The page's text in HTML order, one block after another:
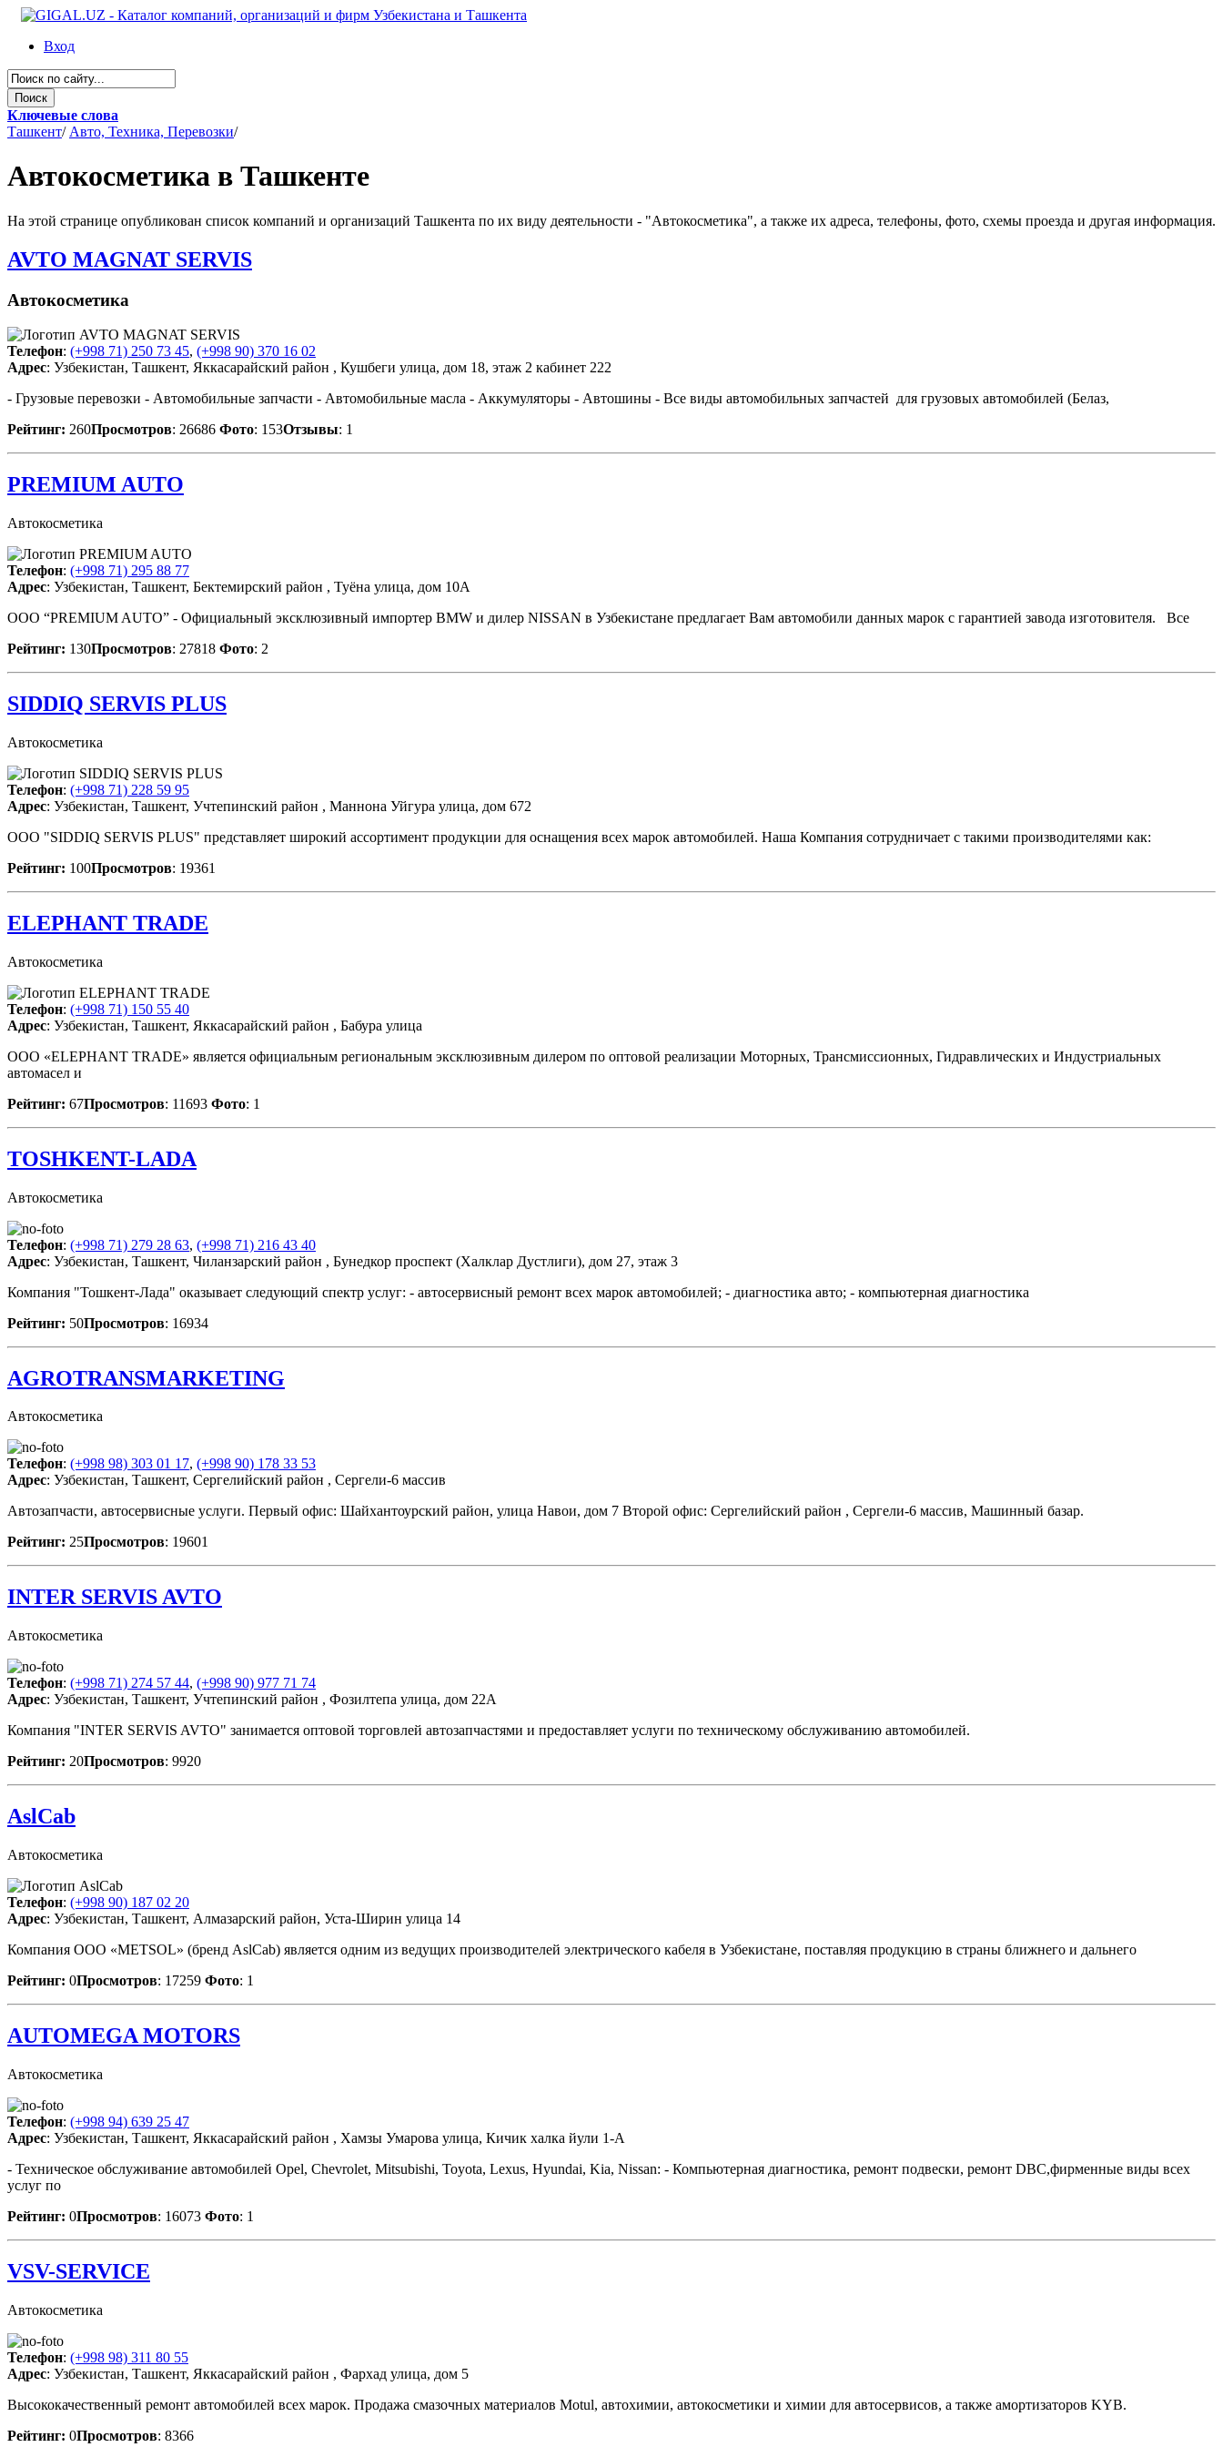
Вход
Ключевые слова
Ташкент/ Авто, Техника, Перевозки/
Автокосметика в Ташкенте
На этой странице опубликован список компаний и организаций Ташкента по их виду деятельности - "Автокосметика", а также их адреса, телефоны, фото, схемы проезда и другая информация.
AVTO MAGNAT SERVIS
Автокосметика
Телефон: (+998 71) 250 73 45, (+998 90) 370 16 02
Адрес: Узбекистан, Ташкент, Яккасарайский район , Кушбеги улица, дом 18, этаж 2 кабинет 222
- Грузовые перевозки - Автомобильные запчасти - Автомобильные масла - Аккумуляторы - Автошины - Все виды автомобильных запчастей для грузовых автомобилей (Белаз,
Рейтинг: 260Просмотров: 26686 Фото: 153Отзывы: 1
PREMIUM AUTO
Автокосметика
Телефон: (+998 71) 295 88 77
Адрес: Узбекистан, Ташкент, Бектемирский район , Туёна улица, дом 10А
OOO “PREMIUM AUTO” - Официальный эксклюзивный импортер BMW и дилер NISSAN в Узбекистане предлагает Вам автомобили данных марок с гарантией завода изготовителя. Все
Рейтинг: 130Просмотров: 27818 Фото: 2
SIDDIQ SERVIS PLUS
Автокосметика
Телефон: (+998 71) 228 59 95
Адрес: Узбекистан, Ташкент, Учтепинский район , Маннона Уйгура улица, дом 672
ООО "SIDDIQ SERVIS PLUS" представляет широкий ассортимент продукции для оснащения всех марок автомобилей. Наша Компания сотрудничает с такими производителями как:
Рейтинг: 100Просмотров: 19361
ELEPHANT TRADE
Автокосметика
Телефон: (+998 71) 150 55 40
Адрес: Узбекистан, Ташкент, Яккасарайский район , Бабура улица
ООО «ELEPHANT TRADE» является официальным региональным эксклюзивным дилером по оптовой реализации Моторных, Трансмиссионных, Гидравлических и Индустриальных
автомасел и
Рейтинг: 67Просмотров: 11693 Фото: 1
TOSHKENT-LADA
Автокосметика
Телефон: (+998 71) 279 28 63, (+998 71) 216 43 40
Адрес: Узбекистан, Ташкент, Чиланзарский район , Бунедкор проспект (Халклар Дустлиги), дом 27, этаж 3
Компания "Тошкент-Лада" оказывает следующий спектр услуг: - автосервисный ремонт всех марок автомобилей; - диагностика авто; - компьютерная диагностика
Рейтинг: 50Просмотров: 16934
AGROTRANSMARKETING
Автокосметика
Телефон: (+998 98) 303 01 17, (+998 90) 178 33 53
Адрес: Узбекистан, Ташкент, Сергелийский район , Сергели-6 массив
Автозапчасти, автосервисные услуги. Первый офис: Шайхантоурский район, улица Навои, дом 7 Второй офис: Сергелийский район , Сергели-6 массив, Машинный базар.
Рейтинг: 25Просмотров: 19601
INTER SERVIS AVTO
Автокосметика
Телефон: (+998 71) 274 57 44, (+998 90) 977 71 74
Адрес: Узбекистан, Ташкент, Учтепинский район , Фозилтепа улица, дом 22А
Компания "INTER SERVIS AVTO" занимается оптовой торговлей автозапчастями и предоставляет услуги по техническому обслуживанию автомобилей.
Рейтинг: 20Просмотров: 9920
AslCab
Автокосметика
Телефон: (+998 90) 187 02 20
Адрес: Узбекистан, Ташкент, Алмазарский район, Уста-Ширин улица 14
Компания OOO «METSOL» (бренд AslCab) является одним из ведущих производителей электрического кабеля в Узбекистане, поставляя продукцию в страны ближнего и дальнего
Рейтинг: 0Просмотров: 17259 Фото: 1
AUTOMEGA MOTORS
Автокосметика
Телефон: (+998 94) 639 25 47
Адрес: Узбекистан, Ташкент, Яккасарайский район , Хамзы Умарова улица, Кичик халка йули 1-A
- Техническое обслуживание автомобилей Opel, Chevrolet, Mitsubishi, Toyota, Lexus, Hyundai, Kia, Nissan: - Компьютерная диагностика, ремонт подвески, ремонт DBC,фирменные виды всех
услуг по
Рейтинг: 0Просмотров: 16073 Фото: 1
VSV-SERVICE
Автокосметика
Телефон: (+998 98) 311 80 55
Адрес: Узбекистан, Ташкент, Яккасарайский район , Фархад улица, дом 5
Высококачественный ремонт автомобилей всех марок. Продажа смазочных материалов Motul, автохимии, автокосметики и химии для автосервисов, а также амортизаторов KYB.
Рейтинг: 0Просмотров: 8366